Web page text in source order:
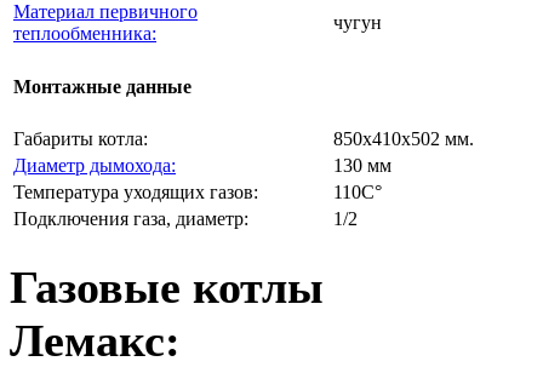
Материал первичного
теплообменника:
чугун
Монтажные данные
Габариты котла:
850х410х502 мм.
Диаметр дымохода:
130 мм
Температура уходящих газов:
110C°
Подключения газа, диаметр:
1/2
Газовые котлы
Лемакс: